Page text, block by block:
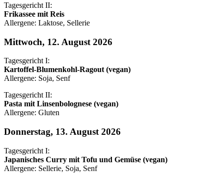
Tagesgericht II:
Frikassee mit Reis
Allergene: Laktose, Sellerie
Mittwoch, 12. August 2026
Tagesgericht I:
Kartoffel-Blumenkohl-Ragout (vegan)
Allergene: Soja, Senf
Tagesgericht II:
Pasta mit Linsenbolognese (vegan)
Allergene: Gluten
Donnerstag, 13. August 2026
Tagesgericht I:
Japanisches Curry mit Tofu und Gemüse (vegan)
Allergene: Sellerie, Soja, Senf